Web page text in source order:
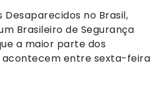
Desaparecidos no Brasil,
Brasileiro de Segurança
a maior parte dos
entre sexta-feira